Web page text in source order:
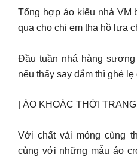
Tổng hợp áo kiểu nhà VM
qua cho chị em tha hồ lựa
Đầu tuần nhá hàng
nếu thấy say đắm thì ghé
| ÁO KHOÁC THỜI TRANG |
Với chất vải mỏng cùng
cùng với những mẫu áo